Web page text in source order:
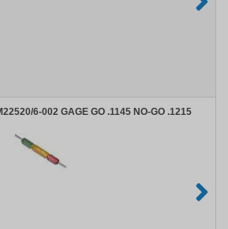
6-002 GAGE GO .1145 NO-GO .1215